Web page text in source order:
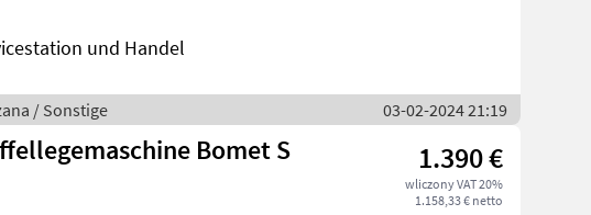
und Handel
/ Sonstige 03-02-2024 21:19
Bomet S
1.390 €
wliczony VAT 20%
1.158,33 € netto